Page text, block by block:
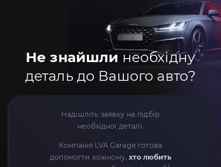
Не знайшли необхідну
деталь до Вашого авто?
Надішліть заявку на підбір
необхідної деталі.
Компанія LVA Garage готова
допомогти кожному,хто любить